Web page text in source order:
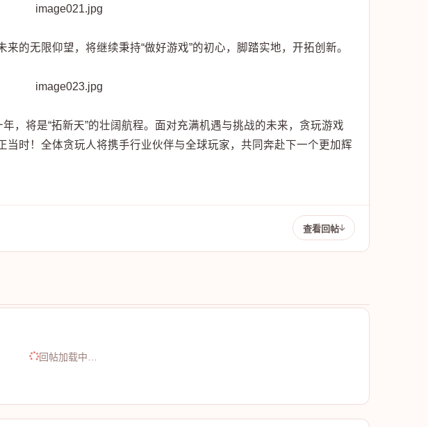
的无限仰望，将继续秉持“做好游戏”的初心，脚踏实地，开拓创新。
，将是“拓新天”的壮阔航程。面对充满机遇与挑战的未来，贪玩游戏
当时！全体贪玩人将携手行业伙伴与全球玩家，共同奔赴下一个更加辉
查看回帖
回帖加载中…